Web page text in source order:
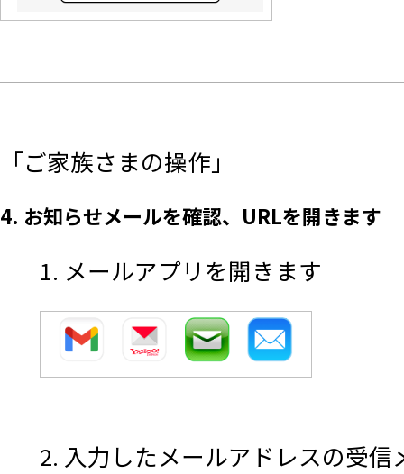
「ご家族さまの操作」
4. お知らせメールを確認、URLを開きます
1. メールアプリを開きます
2. 入力したメールアドレスの受